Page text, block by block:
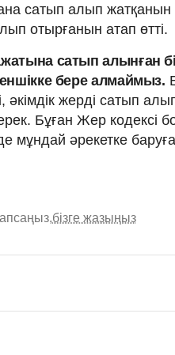
сатып алып
отырғанын атап өтті.
сатып алынған
бере алмаймыз.
әкімдік жерді сатып
Бұған Жер кодексі
мұндай әрекетке
бізге жазыңыз